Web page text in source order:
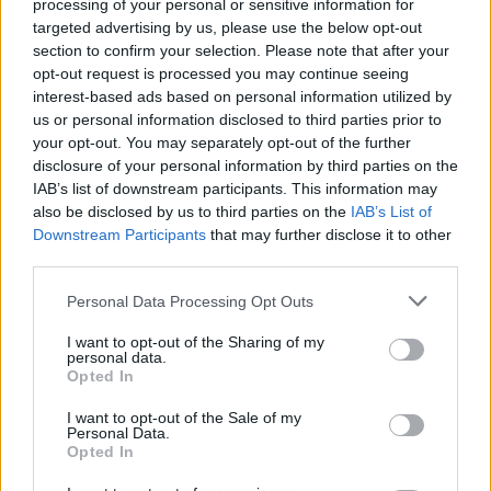
processing of your personal or sensitive information for
targeted advertising by us, please use the below opt-out
section to confirm your selection. Please note that after your
opt-out request is processed you may continue seeing
interest-based ads based on personal information utilized by
us or personal information disclosed to third parties prior to
your opt-out. You may separately opt-out of the further
disclosure of your personal information by third parties on the
IAB’s list of downstream participants. This information may
also be disclosed by us to third parties on the IAB’s List of
Downstream Participants that may further disclose it to other
Personal Data Processing Opt Outs
I want to opt-out of the Sharing of my
personal data.
Opted In
I want to opt-out of the Sale of my
Personal Data.
Opted In
Michálka, aby kompromitující nahrávky zničil. Co vévodilo
zpravodajství Ekolistu v prosinci 2010, tak jistě není těžké
uhodnout. Ano, byla torezignace ministra na svůj post.
Listopad 2010 v Ekolistu: Ulovení Jana Rybáře a pár
tipů na dobré čtení
1.12.2010
Milé čtenářky a milí čtenáři,
skoro celý listopad jsme se v programu Nadace Vodafone Rok jinak
snažili získat do naší redakce Jana Rybáře. Nakonec se to povedlo a
od ledna bude tento zkušený novinář (má za sebou 12 let v Mladé
frontě DNES, mimo jiné jako vedoucí zahraničního oddělení, v roce
našeho týmu. Těšíme se na to a doufáme, žeproměna, kterou
Ekolist.cz díky této spolupráci projde , potěší i vás.
Co nepropásnout na Ekolistu – říjen 2010
1.11.2010
Milé čtenářky a milí čtenáři,
představení článků, které by Vám neměly uniknout. Z říjnové várky
chci nejdřív upozornit na dva texty pro trpělivější čtenáře.